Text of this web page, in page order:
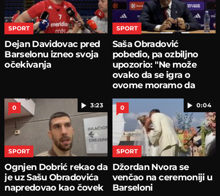
SPORT
Dejan Davidovac pred
Barselonu izneo svoja
očekivanja
SPORT
Saša Obradović
pobedio, pa ozbiljno
upozorio: "Ne može
ovako da se igra o
ovome moramo da
3:23
0
SPORT
Ognjen Dobrić rekao da
je uz Sašu Obradovića
napredovao kao čovek
0:04
0
SPORT
Džordan Nvora se
venčao na ceremoniji u
Barseloni